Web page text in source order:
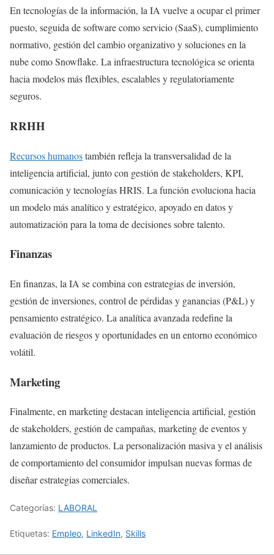
En tecnologías de la información, la IA vuelve a ocupar el primer
puesto, seguida de software como servicio (SaaS), cumplimiento
normativo, gestión del cambio organizativo y soluciones en la
nube como Snowflake. La infraestructura tecnológica se orienta
hacia modelos más flexibles, escalables y regulatoriamente
seguros.
RRHH
Recursos humanostambién refleja la transversalidad de la
inteligencia artificial, junto con gestión de stakeholders, KPI,
comunicación y tecnologías HRIS. La función evoluciona hacia
un modelo más analítico y estratégico, apoyado en datos y
automatización para la toma de decisiones sobre talento.
Finanzas
En finanzas, la IA se combina con estrategias de inversión,
gestión de inversiones, control de pérdidas y ganancias (P&L) y
pensamiento estratégico. La analítica avanzada redefine la
evaluación de riesgos y oportunidades en un entorno económico
volátil.
Marketing
Finalmente, en marketing destacan inteligencia artificial, gestión
de stakeholders, gestión de campañas, marketing de eventos y
lanzamiento de productos. La personalización masiva y el análisis
de comportamiento del consumidor impulsan nuevas formas de
diseñar estrategias comerciales.
Categorías: LABORAL
Etiquetas: Empleo, LinkedIn, Skills